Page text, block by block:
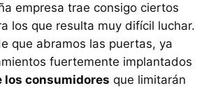
empresa trae consigo ciertos
los que resulta muy difícil luchar.
que abramos las puertas, ya
fuertemente implantados
los consumidores que limitarán